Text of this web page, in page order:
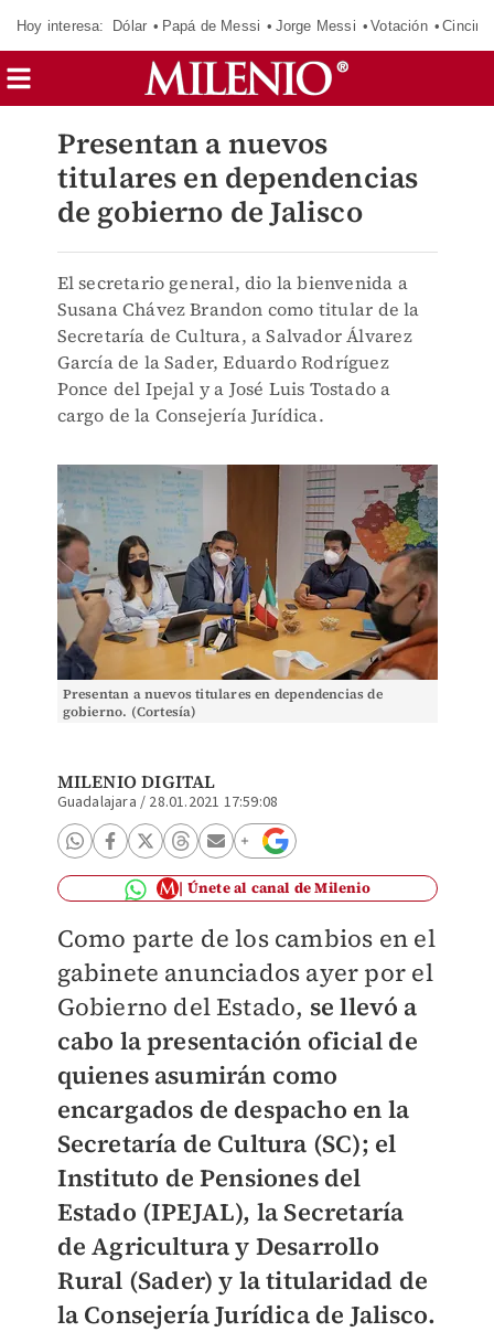
Hoy interesa: Dólar Papá de Messi Jorge Messi Votación
Presentan a nuevos
titulares en dependencias
de gobierno de Jalisco
El secretario general, dio la bienvenida a
Susana Chávez Brandon como titular de la
Secretaría de Cultura, a Salvador Álvarez
García de la Sader, Eduardo Rodríguez
Ponce del Ipejal y a José Luis Tostado a
cargo de la Consejería Jurídica.
Presentan a nuevos titulares en dependencias de
gobierno. (Cortesía)
MILENIO DIGITAL
Guadalajara / 28.01.2021 17:59:08
Únete al canal de Milenio
Como parte de los cambios en el
gabinete anunciados ayer por el
Gobierno del Estado, se llevó a
cabo la presentación oficial de
quienes asumirán como
encargados de despacho en la
Secretaría de Cultura (SC); el
Instituto de Pensiones del
Estado (IPEJAL), la Secretaría
de Agricultura y Desarrollo
Rural (Sader) y la titularidad de
la Consejería Jurídica de Jalisco.